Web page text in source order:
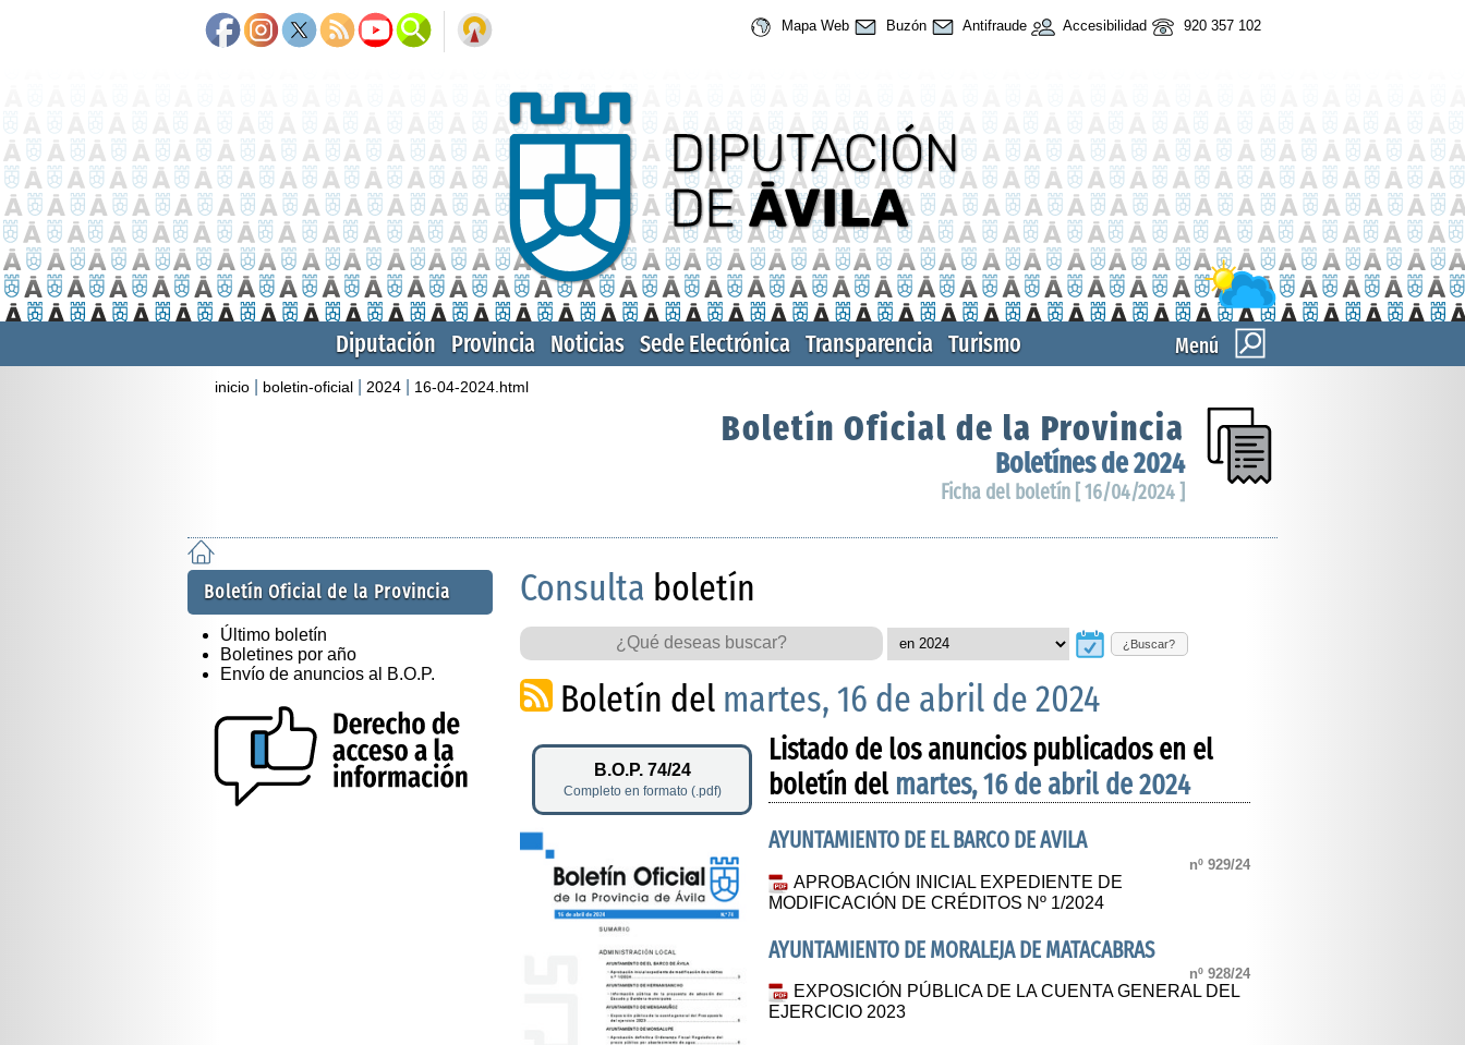
Mapa Web Buzón Antifraude Accesibilidad 920 357 102
Menú
Diputación Provincia Noticias Sede Electrónica Transparencia Turismo
inicio boletin-oficial 2024 16-04-2024.html
Boletín Oficial de la Provincia
Boletínes de 2024
Ficha del boletín [ 16/04/2024 ]
Boletín Oficial de la Provincia
Último boletín
Boletines por año
Envío de anuncios al B.O.P.
Consulta boletín
¿Buscar?
Boletín del martes, 16 de abril de 2024
B.O.P. 74/24
Completo en formato (.pdf)
Listado de los anuncios publicados en el
boletín del martes, 16 de abril de 2024
AYUNTAMIENTO DE EL BARCO DE AVILA
nº 929/24
APROBACIÓN INICIAL EXPEDIENTE DE
MODIFICACIÓN DE CRÉDITOS Nº 1/2024
AYUNTAMIENTO DE MORALEJA DE MATACABRAS
nº 928/24
EXPOSICIÓN PÚBLICA DE LA CUENTA GENERAL DEL
EJERCICIO 2023